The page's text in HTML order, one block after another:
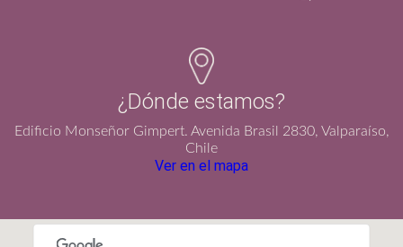
¿Dónde estamos?
Edificio Monseñor Gimpert. Avenida Brasil 2830, Valparaíso,
Chile
Ver en el mapa